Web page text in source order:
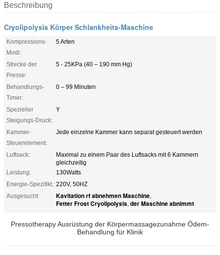
Beschreibung
Cryolipolysis Körper Schlankheits-Maschine
Kompressions-
Modi:
5 Arten
Strecke der
Presse:
5 - 25KPa (40 – 190 mm Hg)
Behandlungs-
Timer:
0 – 99 Minuten
Spezieller
Steigungs-Druck:
Y
Kammer-
Steuerelement:
Jede einzelne Kammer kann separat gesteuert werden
Luftsack:
Maximal zu einem Paar des Luftsacks mit 6 Kammern
gleichzeitig
Leistung:
130Watts
Energie-Spezifikt.:220V, 50HZ
Ausgesucht:
Kavitation rf abnehmen Maschine,
Fetter Frost Cryolipolysis, der Maschine abnimmt
Pressotherapy Ausrüstung der Körpermassagezunahme Ödem-
Behandlung für Klinik